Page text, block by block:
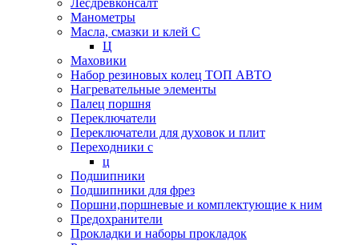
Лесдревконсалт
Манометры
Масла, смазки и клей С
Ц
Маховики
Набор резиновых колец ТОП АВТО
Нагревательные элементы
Палец поршня
Переключатели
Переключатели для духовок и плит
Переходники с
ц
Подшипники
Подшипники для фрез
Поршни,поршневые и комплектующие к ним
Предохранители
Прокладки и наборы прокладок